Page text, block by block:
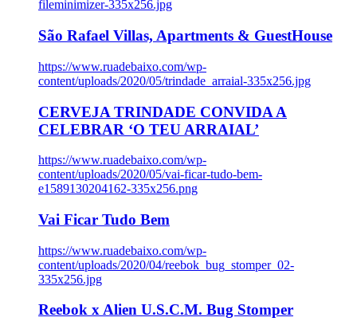
fileminimizer-335x256.jpg
São Rafael Villas, Apartments & GuestHouse
https://www.ruadebaixo.com/wp-
content/uploads/2020/05/trindade_arraial-335x256.jpg
CERVEJA TRINDADE CONVIDA A
CELEBRAR ‘O TEU ARRAIAL’
https://www.ruadebaixo.com/wp-
content/uploads/2020/05/vai-ficar-tudo-bem-
e1589130204162-335x256.png
Vai Ficar Tudo Bem
https://www.ruadebaixo.com/wp-
content/uploads/2020/04/reebok_bug_stomper_02-
335x256.jpg
Reebok x Alien U.S.C.M. Bug Stomper